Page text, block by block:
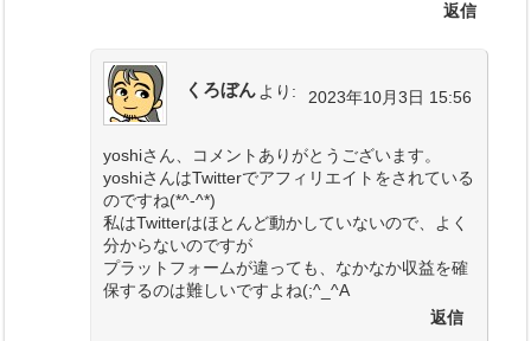
返信
くろぼんより: 2023年10月3日 15:56
yoshiさん、コメントありがとうございます。
yoshiさんはTwitterでアフィリエイトをされている
のですね(*^-^*)
私はTwitterはほとんど動かしていないので、よく
分からないのですが
プラットフォームが違っても、なかなか収益を確
保するのは難しいですよね(;^_^A
返信